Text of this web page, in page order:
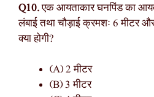
Q10.एक आयताकार घनपिंड का
लंबाई तथा चौड़ाई क्रमशः 6 मीटर
क्या होगी?
(A) 2 मीटर
(B) 3 मीटर